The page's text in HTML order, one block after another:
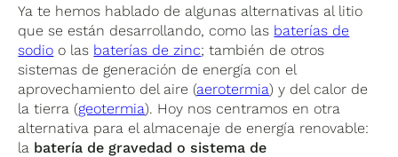
Ya te hemos hablado de algunas alternativas al litio
que se están desarrollando, como las baterías de
sodio o las baterías de zinc; también de otros
sistemas de generación de energía con el
aprovechamiento del aire (aerotermia) y del calor de
la tierra (geotermia). Hoy nos centramos en otra
alternativa para el almacenaje de energía renovable:
la batería de gravedad o sistema de